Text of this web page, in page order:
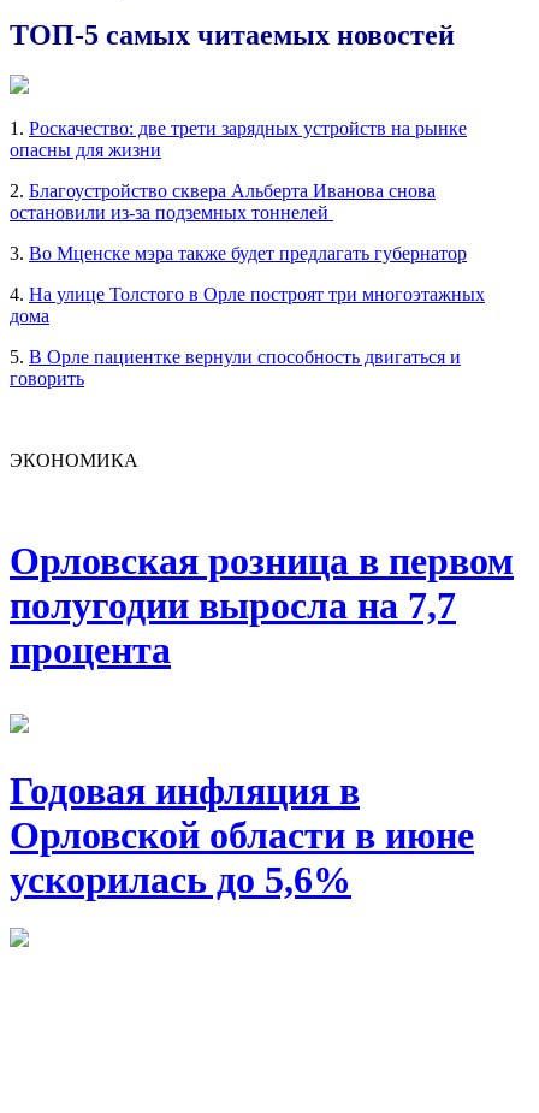
ТОП-5 самых читаемых новостей
1. Роскачество: две трети зарядных устройств на рынке
опасны для жизни
2. Благоустройство сквера Альберта Иванова снова
остановили из-за подземных тоннелей
3. Во Мценске мэра также будет предлагать губернатор
4. На улице Толстого в Орле построят три многоэтажных
дома
5. В Орле пациентке вернули способность двигаться и
говорить
ЭКОНОМИКА
Орловская розница в первом
полугодии выросла на 7,7
процента
Годовая инфляция в
Орловской области в июне
ускорилась до 5,6%